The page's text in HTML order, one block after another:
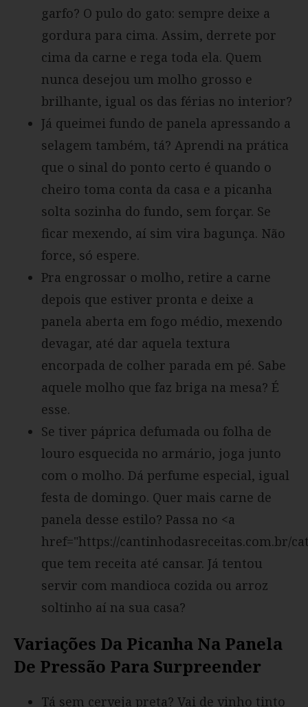
garfo? O pulo do gato: sempre deixe a
gordura para cima. Assim, derrete por
cima da carne e rega toda ela. Quem
nunca desejou um molho grosso e
brilhante, igual os das férias no interior?
Já queimei fundo de panela apressando a
selagem também, tá? Aprendi na prática
que o sinal do ponto certo é quando o
cheiro toma conta da casa e a picanha
solta sozinha do fundo, sem forçar. Se
ficar mexendo, aí sim vira bagunça. Não
force, só espere.
Pra engrossar o molho, retire a carne
depois que estiver pronta e deixe a
panela aberta em fogo médio, mexendo
devagar, até dar aquela textura
encorpada de colher parada em pé. Sabe
aquele molho que faz briga na mesa? É
esse.
Se tiver páprica defumada ou folha de
louro esquecida no armário, joga junto
com o molho. Dá perfume especial, igual
festa de domingo. Quer mais carne de
panela desse estilo? Passa no <a
href="https://cantinhodasreceitas.com.br/
que tem receita até cansar. Já tentou
servir com mandioca cozida ou arroz
soltinho aí na sua casa?
Variações Da Picanha Na Panela
De Pressão Para Surpreender
Tá sem cerveja preta? Vai de vinho tinto